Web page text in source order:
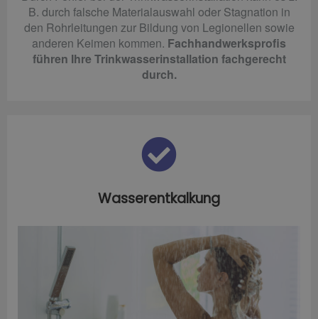
B. durch falsche Materialauswahl oder Stagnation in
den Rohrleitungen zur Bildung von Legionellen sowie
anderen Keimen kommen. Fachhandwerksprofis
führen Ihre Trinkwasserinstallation fachgerecht
durch.
Wasserentkalkung